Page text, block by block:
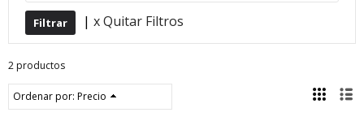
| x Quitar Filtros
2 productos
Ordenar por: Precio